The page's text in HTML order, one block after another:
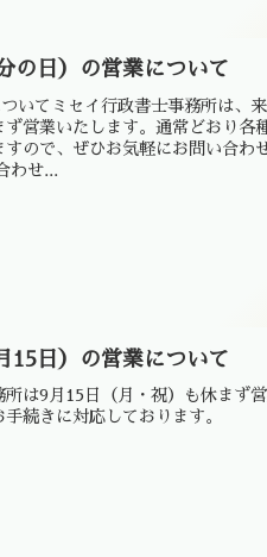
の日）の営業について
いてミセイ行政書士事務所は、
ず営業いたします。通常どおり各
すので、ぜひお気軽にお問い合わ
わせ...
15日）の営業について
所は9月15日（月・祝）も休まず
手続きに対応しております。